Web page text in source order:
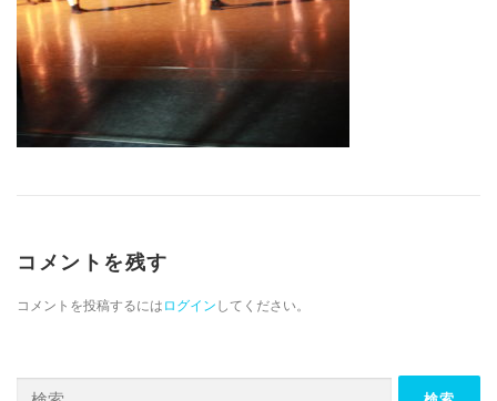
コメントを残す
コメントを投稿するにはログインしてください。
検索: